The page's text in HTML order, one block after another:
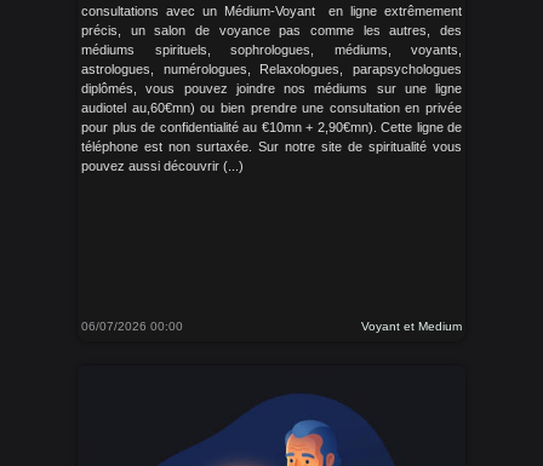
consultations avec un Médium-Voyant en ligne extrêmement
précis, un salon de voyance pas comme les autres, des
médiums spirituels, sophrologues, médiums, voyants,
astrologues, numérologues, Relaxologues, parapsychologues
diplômés, vous pouvez joindre nos médiums sur une ligne
audiotel au,60€mn) ou bien prendre une consultation en privée
pour plus de confidentialité au €10mn + 2,90€mn). Cette ligne de
téléphone est non surtaxée. Sur notre site de spiritualité vous
pouvez aussi découvrir (...)
06/07/2026 00:00 Voyant et Medium